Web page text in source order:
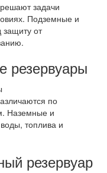
задачи
Подземные и
от
резервуары
по
Наземные и
топлива и
резервуар